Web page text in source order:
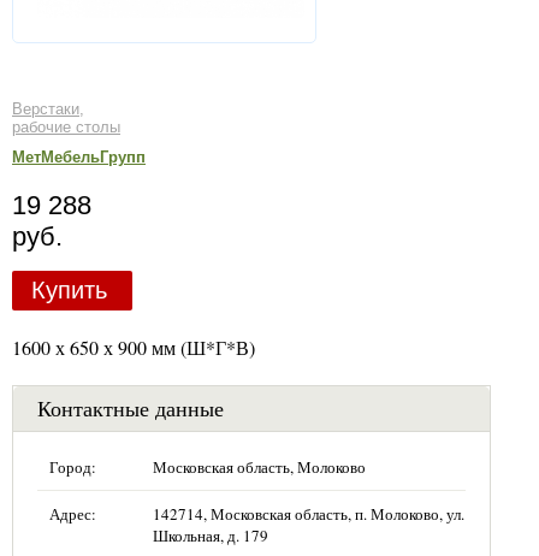
Верстаки,
рабочие столы
МетМебельГрупп
19 288
руб.
Купить
1600 х 650 х 900 мм (Ш*Г*В)
Контактные данные
Город: Московская область, Молоково
Адрес:
142714, Московская область, п. Молоково, ул.
Школьная, д. 179